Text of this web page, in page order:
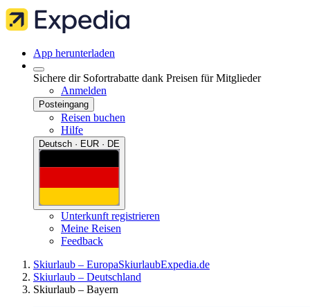
App herunterladen
Sichere dir Sofortrabatte dank Preisen für Mitglieder
Anmelden
Posteingang
Reisen buchen
Hilfe
Deutsch · EUR · DE
Unterkunft registrieren
Meine Reisen
Feedback
Skiurlaub – EuropaSkiurlaubExpedia.de
Skiurlaub – Deutschland
Skiurlaub – Bayern